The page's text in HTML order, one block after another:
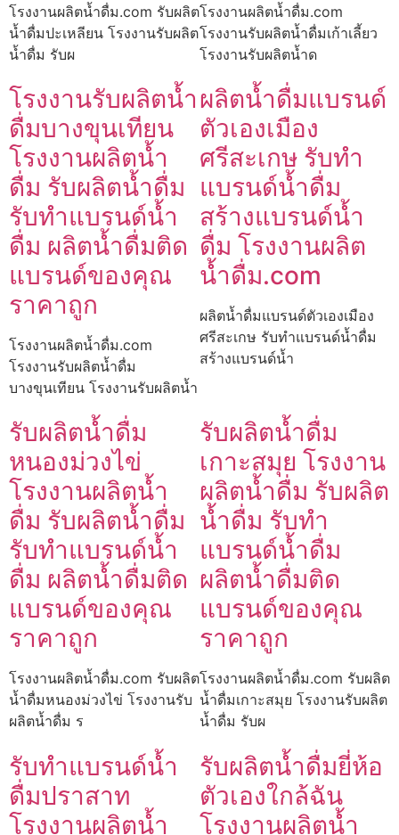
โรงงานผลิตน้ำดื่ม.com รับผลิต
น้ำดื่มปะเหลียน โรงงานรับผลิต
น้ำดื่ม รับผ
โรงงานผลิตน้ำดื่ม.com
โรงงานรับผลิตน้ำดื่มเก้าเลี้ยว
โรงงานรับผลิตน้ำด
โรงงานรับผลิตน้ำ
ดื่มบางขุนเทียน
โรงงานผลิตน้ำ
ดื่ม รับผลิตน้ำดื่ม
รับทำแบรนด์น้ำ
ดื่ม ผลิตน้ำดื่มติด
แบรนด์ของคุณ
ราคาถูก
โรงงานผลิตน้ำดื่ม.com
โรงงานรับผลิตน้ำดื่ม
บางขุนเทียน โรงงานรับผลิตน้ำ
ผลิตน้ำดื่มแบรนด์
ตัวเองเมือง
ศรีสะเกษ รับทำ
แบรนด์น้ำดื่ม
สร้างแบรนด์น้ำ
ดื่ม โรงงานผลิต
น้ำดื่ม.com
ผลิตน้ำดื่มแบรนด์ตัวเองเมือง
ศรีสะเกษ รับทำแบรนด์น้ำดื่ม
สร้างแบรนด์น้ำ
รับผลิตน้ำดื่ม
หนองม่วงไข่
โรงงานผลิตน้ำ
ดื่ม รับผลิตน้ำดื่ม
รับทำแบรนด์น้ำ
ดื่ม ผลิตน้ำดื่มติด
แบรนด์ของคุณ
ราคาถูก
โรงงานผลิตน้ำดื่ม.com รับผลิต
น้ำดื่มหนองม่วงไข่ โรงงานรับ
ผลิตน้ำดื่ม ร
รับผลิตน้ำดื่ม
เกาะสมุย โรงงาน
ผลิตน้ำดื่ม รับผลิต
น้ำดื่ม รับทำ
แบรนด์น้ำดื่ม
ผลิตน้ำดื่มติด
แบรนด์ของคุณ
ราคาถูก
โรงงานผลิตน้ำดื่ม.com รับผลิต
น้ำดื่มเกาะสมุย โรงงานรับผลิต
น้ำดื่ม รับผ
รับทำแบรนด์น้ำ
ดื่มปราสาท
โรงงานผลิตน้ำ
รับผลิตน้ำดื่มยี่ห้อ
ตัวเองใกล้ฉัน
โรงงานผลิตน้ำ